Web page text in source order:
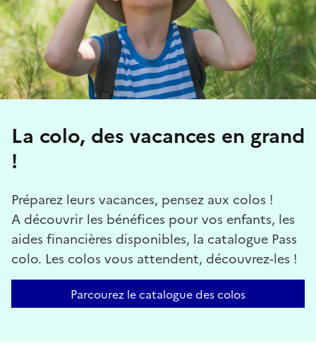
La colo, des vacances en grand
!
Préparez leurs vacances, pensez aux colos !
A découvrir les bénéfices pour vos enfants, les
aides financières disponibles, la catalogue Pass
colo. Les colos vous attendent, découvrez-les !
Parcourez le catalogue des colos